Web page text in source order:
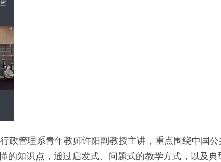
政管理系青年教师许阳副教授主讲，重点围绕中国公
的知识点，通过启发式、问题式的教学方式，以及典